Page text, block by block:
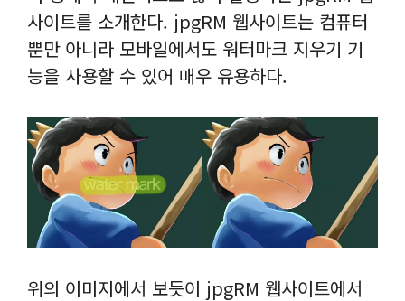
사이트를 소개한다. jpgRM 웹사이트는 컴퓨터
뿐만 아니라 모바일에서도 워터마크 지우기 기
능을 사용할 수 있어 매우 유용하다.
위의 이미지에서 보듯이 jpgRM 웹사이트에서